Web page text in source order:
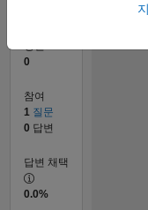
0
참여
1 질문
0 답변
답변 채택
0.0%